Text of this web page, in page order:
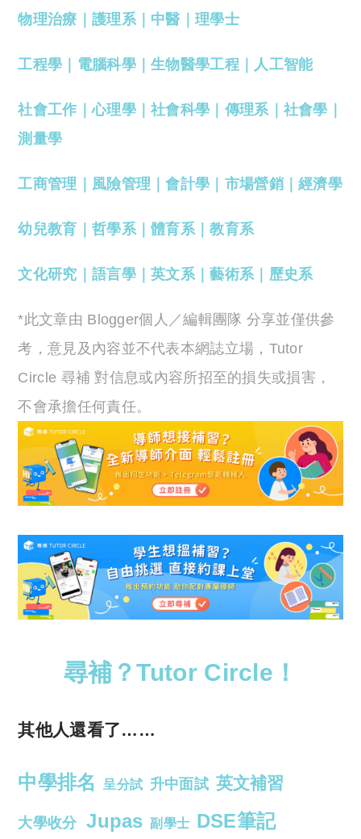
物理治療 護理系｜ 中醫 ｜理學士
工程學 電腦科學｜生物醫學工程｜ 人工智能
社會工作 ｜心理學｜社會科學 傳理系 社會學
測量學
工商管理 風險管理 ｜會計學 市場營銷｜經濟學
幼兒教育 哲學系｜體育系 ｜教育系
文化研究 語言學｜英文系 ｜藝術系 歷史系
*此文章由 Blogger個人／編輯團隊 分享並僅供參
考，意見及內容並不代表本網誌立場，Tutor
Circle 尋補 對信息或內容所招至的損失或損害，
不會承擔任何責任。
尋補？Tutor Circle！
其他人還看了……
中學排名 呈分試 升中面試 英文補習
大學收分 Jupas 副學士 DSE筆記